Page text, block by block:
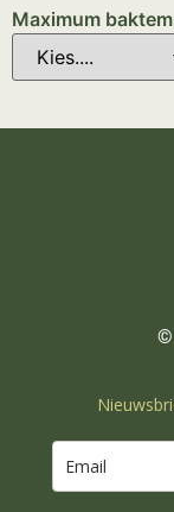
Maximum
©